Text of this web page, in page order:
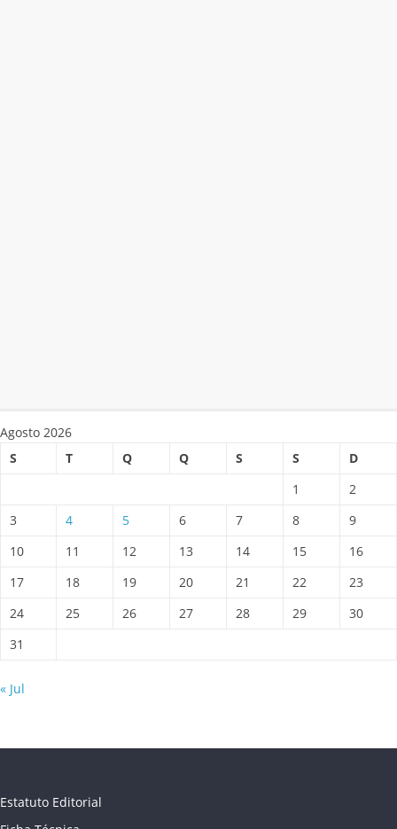
Agosto 2026
S
T Q Q S S
D
1
2
3
4 5 6 7 8
9
10
11 12 13 14 15
16
17
18 19 20 21 22
23
24
25 26 27 28 29
30
31
« Jul
Estatuto Editorial